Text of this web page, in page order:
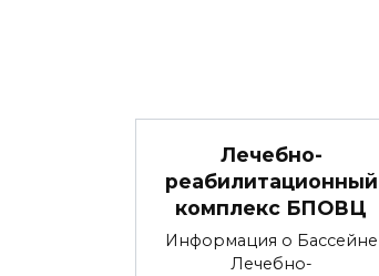
Лечебно-
реабилитационный
комплекс БПОВЦ
Информация о Бассейне
Лечебно-